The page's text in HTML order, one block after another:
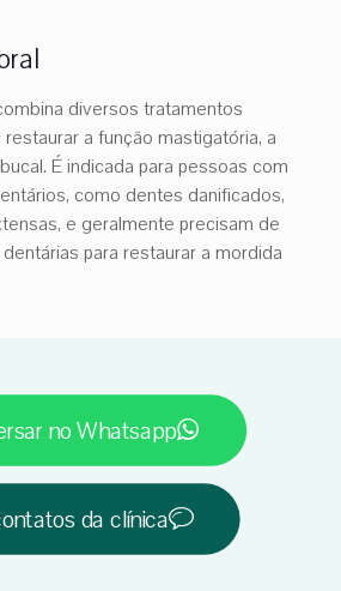
diversos tratamentos
a função mastigatória, a
É indicada para pessoas com
como dentes danificados,
e geralmente precisam de
para restaurar a mordida
no Whatsapp
da clínica